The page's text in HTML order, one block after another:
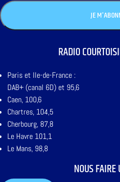
RADIO
Paris et Ile-de-France :
DAB+ (canal 6D) et 95,6
Caen, 100,6
Chartres, 104,5
Cherbourg, 87,8
Le Havre 101,1
Le Mans, 98,8
NOUS FAIRE